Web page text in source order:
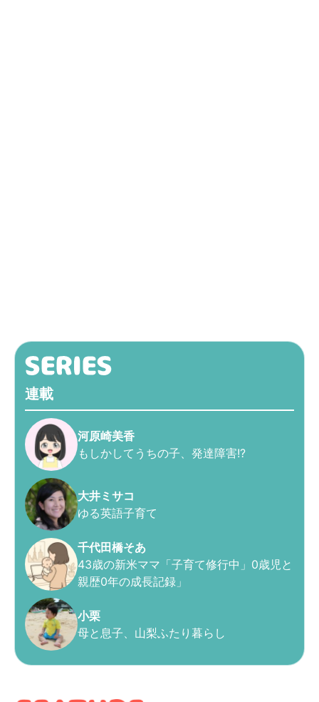
連載
河原崎美香
もしかしてうちの子、発達障害!?
大井ミサコ
ゆる英語子育て
千代田橋そあ
43歳の新米ママ「子育て修行中」0歳児と
親歴0年の成長記録」
小栗
母と息子、山梨ふたり暮らし